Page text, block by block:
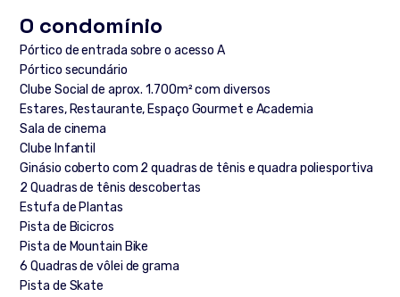
O condomínio
Pórtico de entrada sobre o acesso A
Pórtico secundário
Clube Social de aprox. 1.700m² com diversos
Estares, Restaurante, Espaço Gourmet e Academia
Sala de cinema
Clube Infantil
Ginásio coberto com 2 quadras de tênis e quadra poliesportiva
2 Quadras de tênis descobertas
Estufa de Plantas
Pista de Bicicros
Pista de Mountain Bike
6 Quadras de vôlei de grama
Pista de Skate